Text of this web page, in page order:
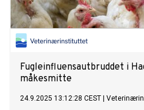
Fugleinfluensautbruddet i
måkesmitte
24.9.2025 13:12:28 CEST